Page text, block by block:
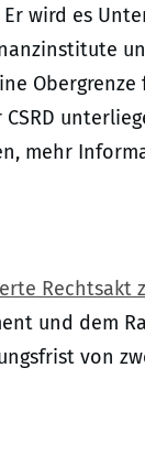
wird es
Obergrenze
mehr
Rechtsakt
und dem
von